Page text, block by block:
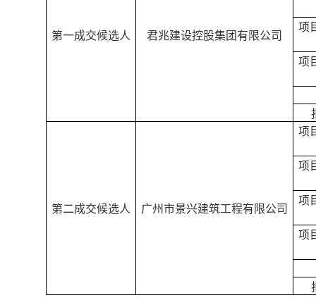
第一成交候选人 君兆建设控股集团有限公司
项
项
第二成交候选人 广州市景兴建筑工程有限公司
项
项
项
项